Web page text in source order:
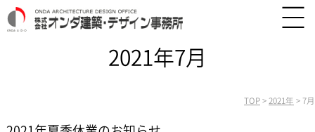
2021年7月
TOP > 2021年 > 7月